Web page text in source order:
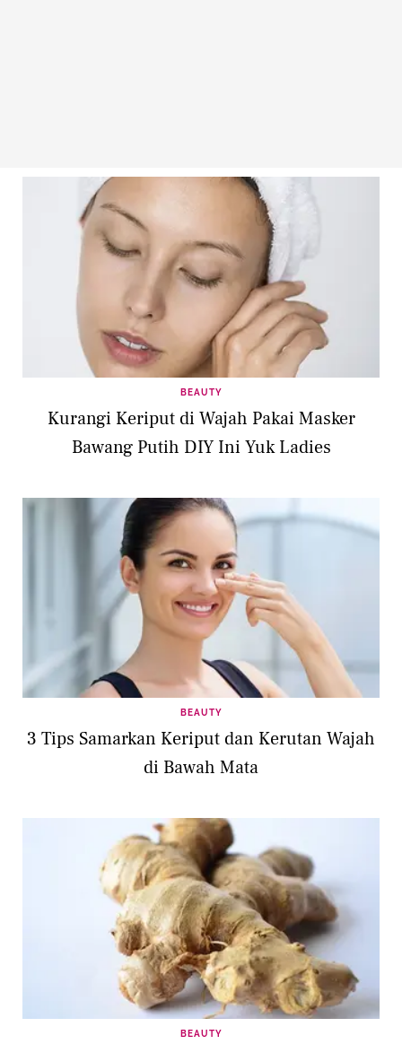
BEAUTY
Kurangi Keriput di Wajah Pakai Masker
Bawang Putih DIY Ini Yuk Ladies
BEAUTY
3 Tips Samarkan Keriput dan Kerutan Wajah
di Bawah Mata
BEAUTY